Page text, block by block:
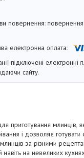
підключені
сайту.
млинців,
і дозволяє
за різними
навіть на невеликих